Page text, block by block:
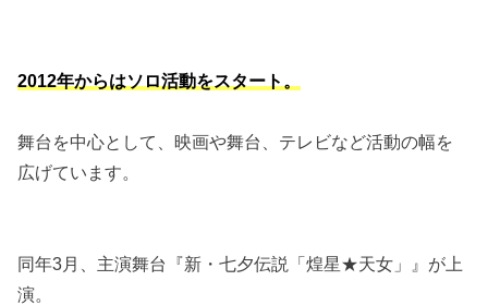
2012年からはソロ活動をスタート。
舞台を中心として、映画や舞台、テレビなど活動の幅を
広げています。
同年3月、主演舞台『新・七夕伝説「煌星★天女」』が上
演。